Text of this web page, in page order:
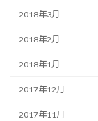
2018年3月
2018年2月
2018年1月
2017年12月
2017年11月